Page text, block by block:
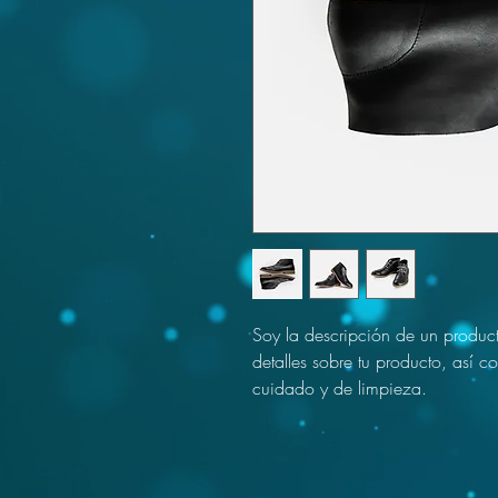
Soy la descripción de un
detalles sobre tu producto, así
cuidado y de limpieza.